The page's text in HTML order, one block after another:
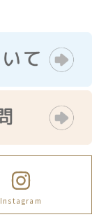
Instagram